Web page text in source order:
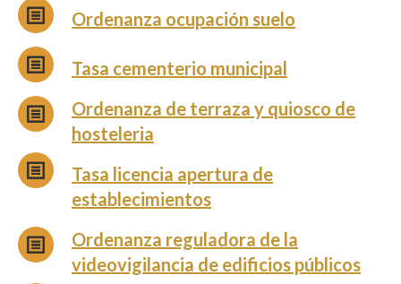
Ordenanza ocupación suelo
Tasa cementerio municipal
Ordenanza de terraza y quiosco de
hosteleria
Tasa licencia apertura de
establecimientos
Ordenanza reguladora de la
videovigilancia de edificios públicos